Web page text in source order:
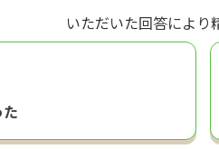
いただいた回答により